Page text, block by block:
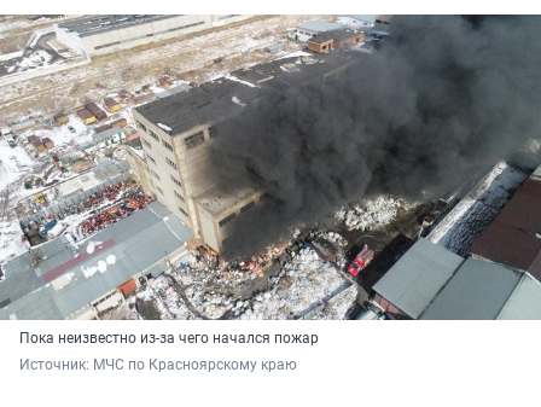
Пока неизвестно из-за чего начался пожар
Источник: МЧС по Красноярскому краю